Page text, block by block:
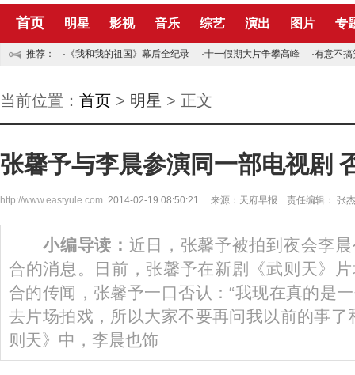
首页 明星 影视 音乐 综艺 演出 图片 专
推荐： · 《我和我的祖国》幕后全纪录 ·十一假期大片争攀高峰 ·有意不搞
当前位置： 首页 > 明星 > 正文
张馨予与李晨参演同一部电视剧
http://www.eastyule.com 2014-02-19 08:50:21 来源：天府早报 责任编辑： 张杰
小编导读： 近日，张馨予被拍到夜会李
合的消息。日前，张馨予在新剧《武则天》
合的传闻，张馨予一口否认：“我现在真的是
去片场拍戏，所以大家不要再问我以前的事了
则天》中，李晨也饰